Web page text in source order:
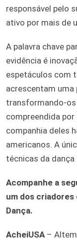
responsável pelo
ativo por mais de
A palavra chave
evidência é
espetáculos com
acrescentam uma
transformando-os
compreendida
companhia deles
americanos. A
técnicas da
Acompanhe a
um dos criadores
Dança.
AcheiUSA –